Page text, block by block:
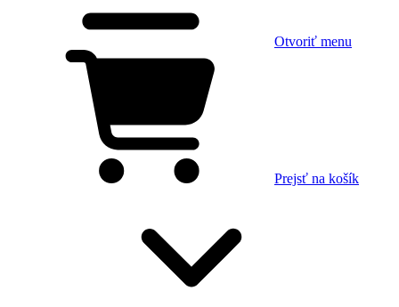
Otvoriť menu
Prejsť na košík